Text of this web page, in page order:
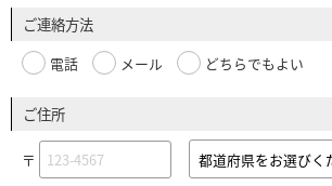
ご連絡方法
電話 メール どちらでもよい
ご住所
〒